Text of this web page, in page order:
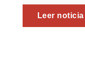
Leer noticia